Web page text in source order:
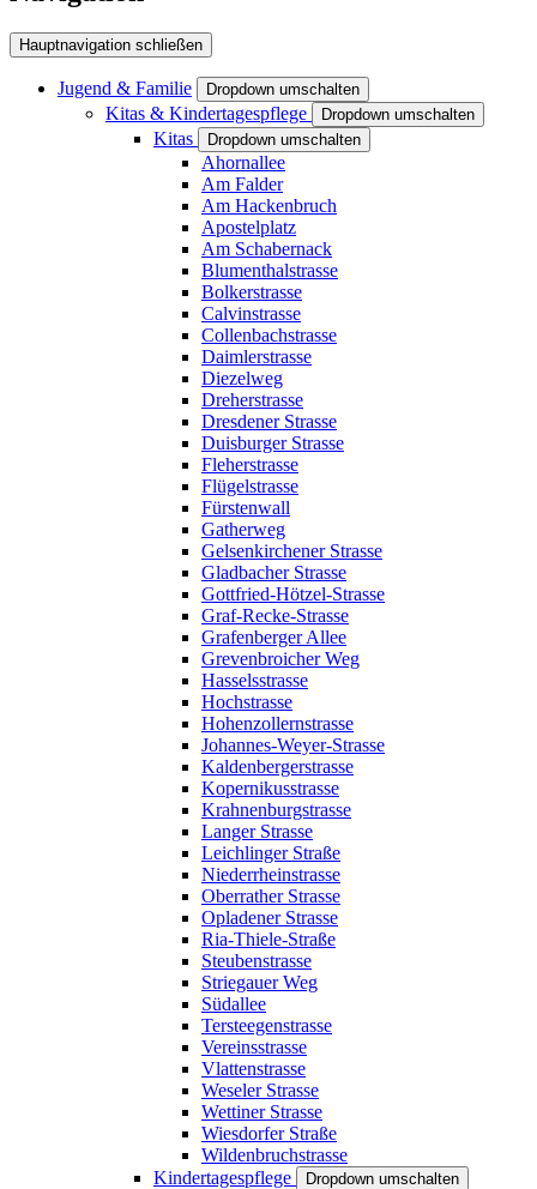
Hauptnavigation schließen
Jugend & Familie Dropdown umschalten
Kitas & Kindertagespflege Dropdown umschalten
Kitas Dropdown umschalten
Ahornallee
Am Falder
Am Hackenbruch
Apostelplatz
Am Schabernack
Blumenthalstrasse
Bolkerstrasse
Calvinstrasse
Collenbachstrasse
Daimlerstrasse
Diezelweg
Dreherstrasse
Dresdener Strasse
Duisburger Strasse
Fleherstrasse
Flügelstrasse
Fürstenwall
Gatherweg
Gelsenkirchener Strasse
Gladbacher Strasse
Gottfried-Hötzel-Strasse
Graf-Recke-Strasse
Grafenberger Allee
Grevenbroicher Weg
Hasselsstrasse
Hochstrasse
Hohenzollernstrasse
Johannes-Weyer-Strasse
Kaldenbergerstrasse
Kopernikusstrasse
Krahnenburgstrasse
Langer Strasse
Leichlinger Straße
Niederrheinstrasse
Oberrather Strasse
Opladener Strasse
Ria-Thiele-Straße
Steubenstrasse
Striegauer Weg
Südallee
Tersteegenstrasse
Vereinsstrasse
Vlattenstrasse
Weseler Strasse
Wettiner Strasse
Wiesdorfer Straße
Wildenbruchstrasse
Kindertagespflege
Dropdown umschalten